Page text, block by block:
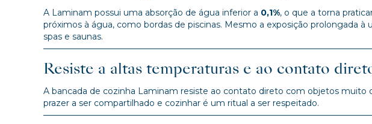
A Laminam possui uma absorção de água inferior a 0,1%, o que a torna
próximos à água, como bordas de piscinas. Mesmo a exposição prolongada
spas e saunas.
Resiste a altas temperaturas e ao contato
A bancada de cozinha Laminam resiste ao contato direto com objetos muito
prazer a ser compartilhado e cozinhar é um ritual a ser respeitado.